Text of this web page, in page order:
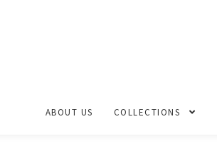
ABOUT US COLLECTIONS